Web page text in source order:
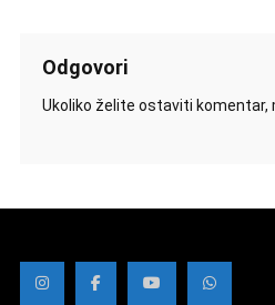
Odgovori
Ukoliko želite ostaviti komentar,